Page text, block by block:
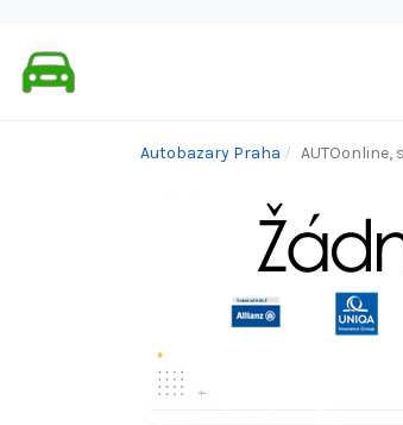
Autobazary Praha AUTOonline,